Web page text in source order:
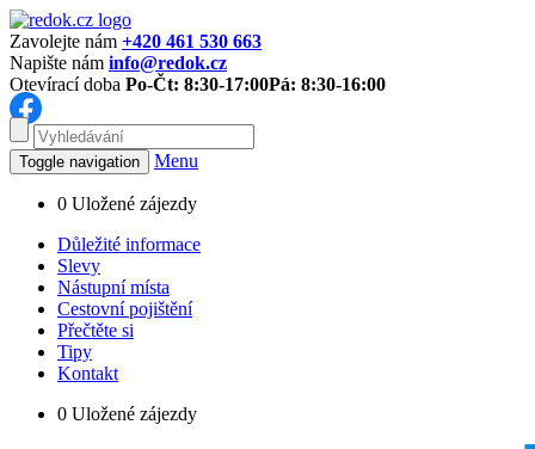
Zavolejte nám +420 461 530 663
Napište nám info@redok.cz
Otevírací doba Po-Čt: 8:30-17:00Pá: 8:30-16:00
Toggle navigation Menu
0 Uložené zájezdy
Důležité informace
Slevy
Nástupní místa
Cestovní pojištění
Přečtěte si
Tipy
Kontakt
0 Uložené zájezdy